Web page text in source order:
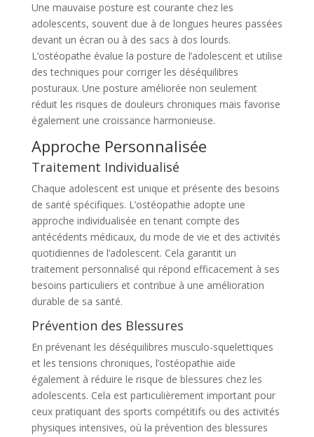
Une mauvaise posture est courante chez les
adolescents, souvent due à de longues heures passées
devant un écran ou à des sacs à dos lourds.
L’ostéopathe évalue la posture de l’adolescent et utilise
des techniques pour corriger les déséquilibres
posturaux. Une posture améliorée non seulement
réduit les risques de douleurs chroniques mais favorise
également une croissance harmonieuse.
Approche Personnalisée
Traitement Individualisé
Chaque adolescent est unique et présente des besoins
de santé spécifiques. L’ostéopathie adopte une
approche individualisée en tenant compte des
antécédents médicaux, du mode de vie et des activités
quotidiennes de l’adolescent. Cela garantit un
traitement personnalisé qui répond efficacement à ses
besoins particuliers et contribue à une amélioration
durable de sa santé.
Prévention des Blessures
En prévenant les déséquilibres musculo-squelettiques
et les tensions chroniques, l’ostéopathie aide
également à réduire le risque de blessures chez les
adolescents. Cela est particulièrement important pour
ceux pratiquant des sports compétitifs ou des activités
physiques intensives, où la prévention des blessures